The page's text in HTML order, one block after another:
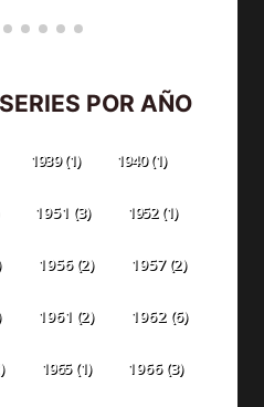
POR AÑO
1939(1) 1940(1)
1951 (3) 1952(1)
1956(2) 1957(2)
1961 (2) 1962(6)
1965(1) 1966(3)